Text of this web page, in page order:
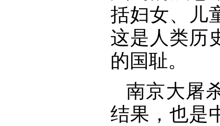
括妇女、儿
这是人类历
的国耻。
南京大屠
结果，也是